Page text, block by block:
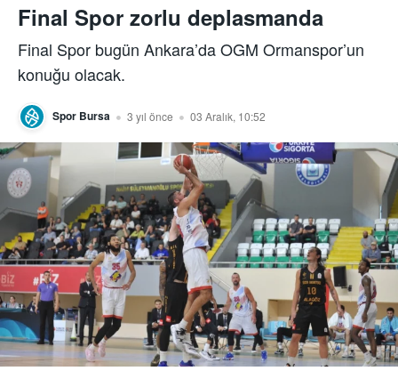
Final Spor zorlu deplasmanda
Final Spor bugün Ankara’da OGM Ormanspor’un
konuğu olacak.
Spor Bursa 3 yıl önce 03 Aralık, 10:52